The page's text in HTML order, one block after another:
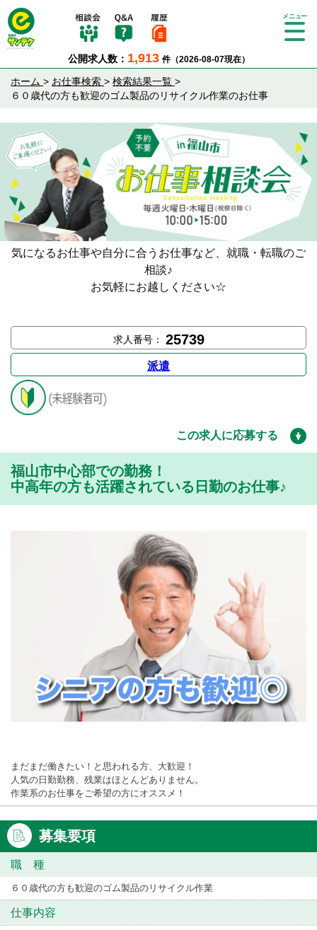
公開求人数： 1,913 件（2026-08-07現在）
Tog
ホーム > お仕事検索 > 検索結果一覧 >
６０歳代の方も歓迎のゴム製品のリサイクル作業のお仕事
気になるお仕事や自分に合うお仕事など、就職・転職のご
相談♪
お気軽にお越しください☆
求人番号： 25739
派遣
この求人に応募する
福山市中心部での勤務！
中高年の方も活躍されている日勤のお仕事♪
まだまだ働きたい！と思われる方、大歓迎！
人気の日勤勤務、残業はほとんどありません。
作業系のお仕事をご希望の方にオススメ！
募集要項
職 種
６０歳代の方も歓迎のゴム製品のリサイクル作業
仕事内容